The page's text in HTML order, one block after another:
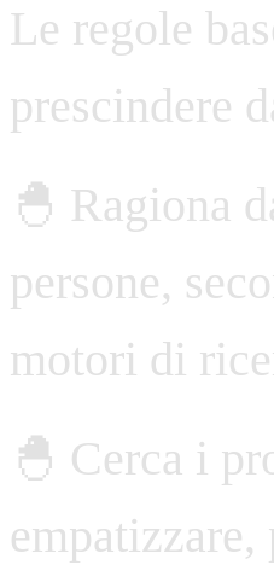
Le regole
prescindere
🐣 Ragiona
persone,
motori di
🐣 Cerca i
empatizzare,